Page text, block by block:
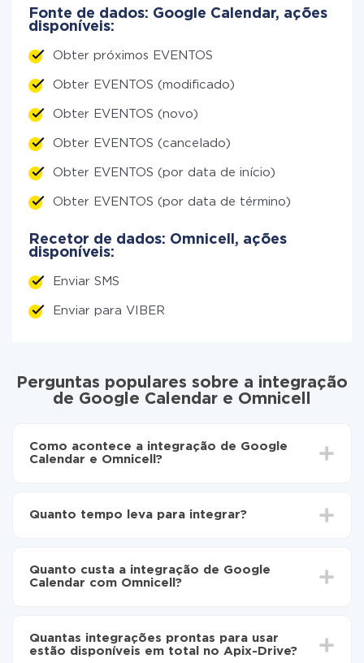
Fonte de dados: Google Calendar, ações
disponíveis:
Obter próximos EVENTOS
Obter EVENTOS (modificado)
Obter EVENTOS (novo)
Obter EVENTOS (cancelado)
Obter EVENTOS (por data de início)
Obter EVENTOS (por data de término)
Recetor de dados: Omnicell, ações
disponíveis:
Enviar SMS
Enviar para VIBER
Perguntas populares sobre a integração
de Google Calendar e Omnicell
Como acontece a integração de Google
Calendar e Omnicell?
para Omnicell
automaticamente de Google Calendar para
Omnicell
Quanto tempo leva para integrar?
30 minutos. Em média, a configuração leva de 10 a 15
minutos.
Quanto custa a integração de Google
Calendar com Omnicell?
as tarifas. Você paga apenas pela quantidade de
dados que é realmente transferida de um de seus
Quantas integrações prontas para usar
estão disponíveis em total no Apix-Drive?